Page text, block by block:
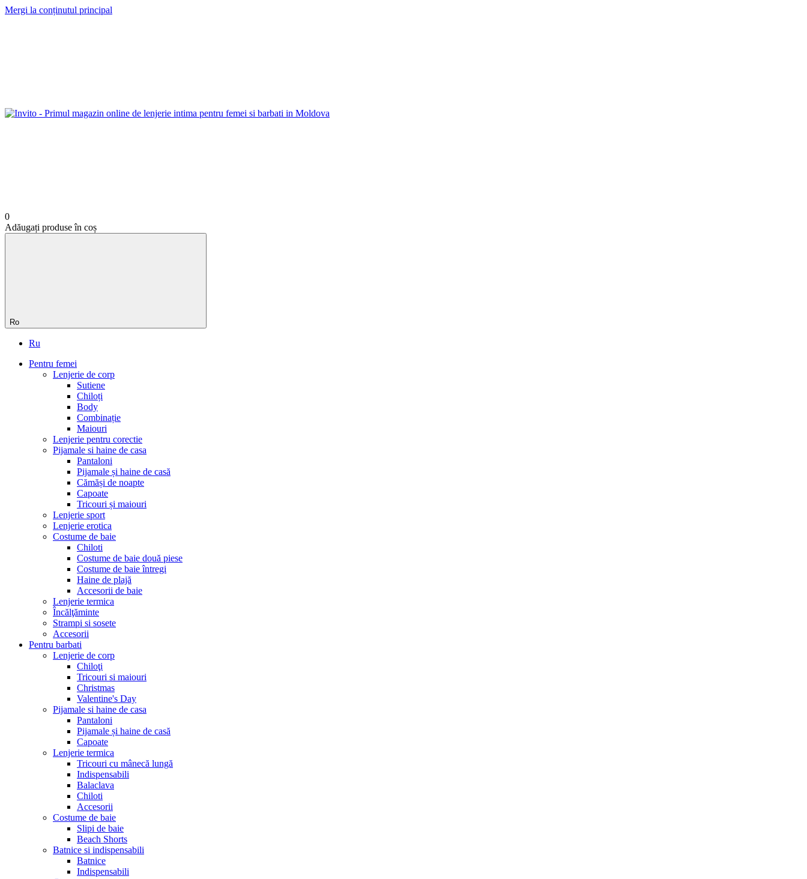
Mergi la conținutul principal
0
Adăugați produse în coș
Ro
Ru
Pentru femei
Lenjerie de corp
Sutiene
Chiloți
Body
Сombinație
Maiouri
Lenjerie pentru corectie
Pijamale si haine de casa
Pantaloni
Pijamale și haine de casă
Cămăși de noapte
Capoate
Tricouri și maiouri
Lenjerie sport
Lenjerie erotica
Costume de baie
Chiloti
Costume de baie două piese
Costume de baie întregi
Haine de plajă
Accesorii de baie
Lenjerie termica
Încălţăminte
Strampi si sosete
Accesorii
Pentru barbati
Lenjerie de corp
Chiloţi
Tricouri si maiouri
Christmas
Valentine's Day
Pijamale si haine de casa
Pantaloni
Pijamale și haine de casă
Capoate
Lenjerie termica
Tricouri cu mânecă lungă
Indispensabili
Balaclava
Chiloti
Accesorii
Costume de baie
Slipi de baie
Beach Shorts
Batnice si indispensabili
Batnice
Indispensabili